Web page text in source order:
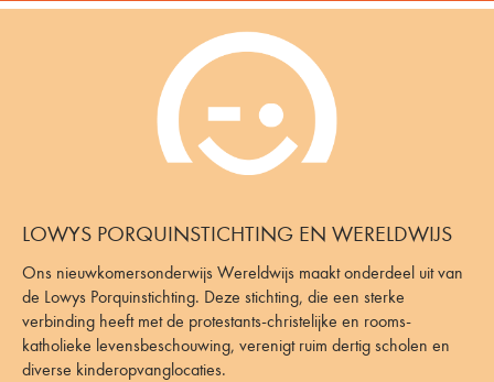
LOWYS PORQUINSTICHTING EN WERELDWIJS
Ons nieuwkomersonderwijs Wereldwijs maakt onderdeel uit van
de Lowys Porquinstichting. Deze stichting, die een sterke
verbinding heeft met de protestants-christelijke en rooms-
katholieke levensbeschouwing, verenigt ruim dertig scholen en
diverse kinderopvanglocaties.